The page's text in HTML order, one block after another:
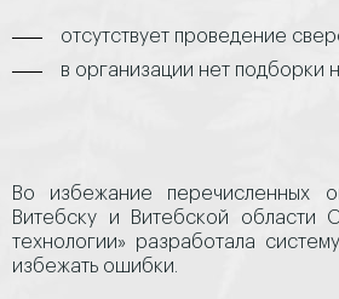
отсутствует проведение
в организации нет подборки
Во избежание перечисленных
Витебску и Витебской области
технологии» разработала
избежать ошибки.